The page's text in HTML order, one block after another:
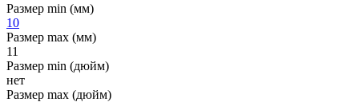
Размер min (мм)
10
Размер max (мм)
11
Размер min (дюйм)
нет
Размер max (дюйм)